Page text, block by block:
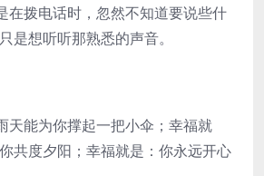
在拨电话时，忽然不知道要说些什
是想听听那熟悉的声音。
天能为你撑起一把小伞；幸福就
共度夕阳；幸福就是：你永远开心